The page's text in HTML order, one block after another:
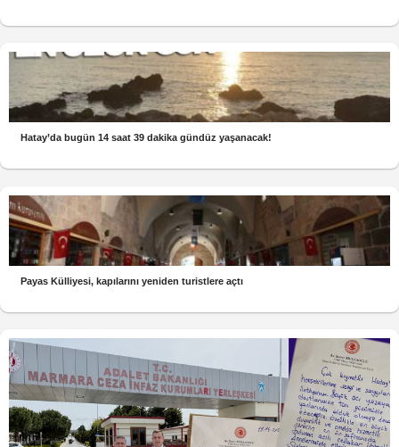
Hatay’da bugün 14 saat 39 dakika gündüz yaşanacak!
Payas Külliyesi, kapılarını yeniden turistlere açtı